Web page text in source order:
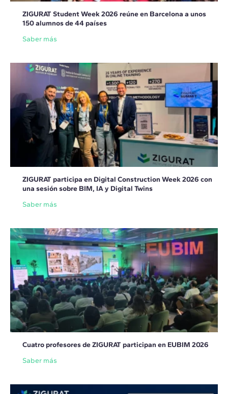
ZIGURAT Student Week 2026 reúne en Barcelona a unos
150 alumnos de 44 países
Saber más
ZIGURAT participa en Digital Construction Week 2026 con
una sesión sobre BIM, IA y Digital Twins
Saber más
Cuatro profesores de ZIGURAT participan en EUBIM 2026
Saber más